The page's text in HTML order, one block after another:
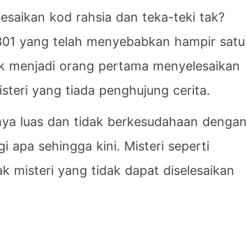
kod rahsia dan teka-teki tak?
yang telah menyebabkan hampir satu
orang pertama menyelesaikan
yang tiada penghujung cerita.
luas dan tidak berkesudahaan dengan
apa sehingga kini. Misteri seperti
misteri yang tidak dapat diselesaikan